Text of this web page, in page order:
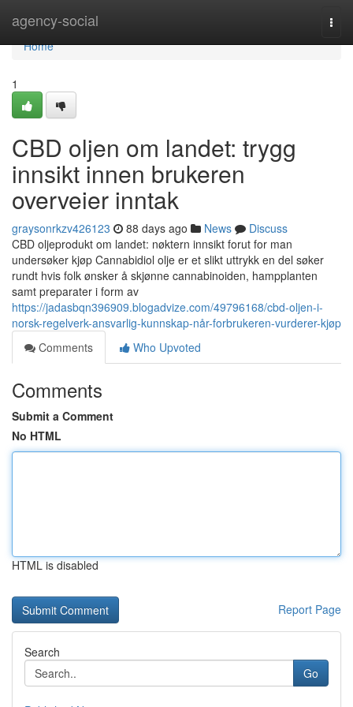
agency-social
Home
Home
1
CBD oljen om landet: trygg
innsikt innen brukeren
overveier inntak
graysonrkzv426123 88 days ago News
Discuss
CBD oljeprodukt om landet: nøktern innsikt forut for man
undersøker kjøp Cannabidiol olje er et slikt uttrykk en del søker
rundt hvis folk ønsker å skjønne cannabinoiden, hampplanten
samt preparater i form av
https://jadasbqn396909.blogadvize.com/49796168/cbd-oljen-i-
norsk-regelverk-ansvarlig-kunnskap-når-forbrukeren-vurderer-kjøp
Comments
Who Upvoted
Comments
Submit a Comment
No HTML
HTML is disabled
Report Page
Search
Go